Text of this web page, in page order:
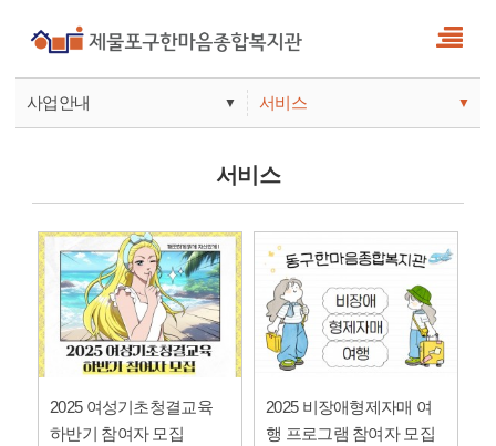
사업안내 ▼
기관안내
서비스 ▼
서비스
참여
서비스
2025 여성기초청결교육
하반기 참여자 모집
2025 비장애형제자매 여
행 프로그램 참여자 모집